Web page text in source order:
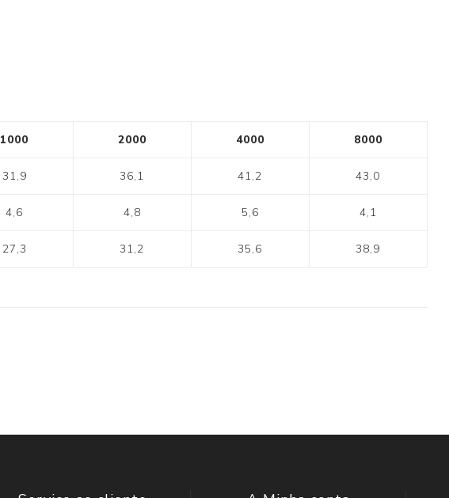
1000 2000 4000 8000
31,9 36,1 41,2 43,0
4,6 4,8 5,6 4,1
27,3 31,2 35,6 38,9